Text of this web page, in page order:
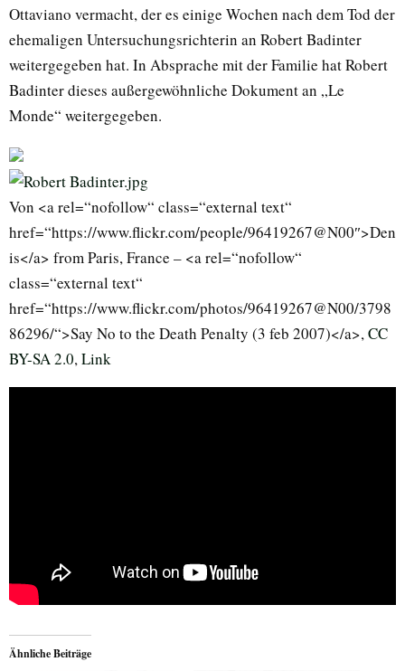
Ottaviano vermacht, der es einige Wochen nach dem Tod der
ehemaligen Untersuchungsrichterin an Robert Badinter
weitergegeben hat. In Absprache mit der Familie hat Robert
Badinter dieses außergewöhnliche Dokument an „Le
Monde“ weitergegeben.
Von <a rel=“nofollow“ class=“external text“
href=“https://www.flickr.com/people/96419267@N00″>Den
is</a> from Paris, France – <a rel=“nofollow“
class=“external text“
href=“https://www.flickr.com/photos/96419267@N00/3798
86296/“>Say No to the Death Penalty (3 feb 2007)</a>, CC
BY-SA 2.0, Link
Ähnliche Beiträge